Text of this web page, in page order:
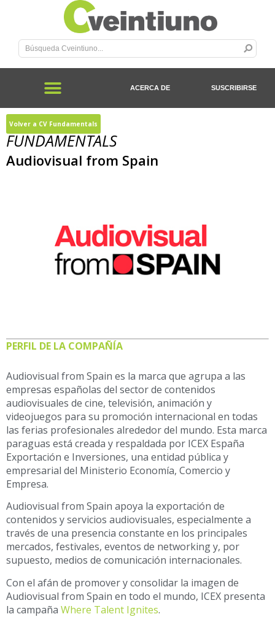
ACERCA DE SUSCRIBIRSE
Volver a CV Fundamentals
FUNDAMENTALS
Audiovisual from Spain
PERFIL DE LA COMPAÑÍA
Audiovisual from Spain es la marca que agrupa a las
empresas españolas del sector de contenidos
audiovisuales de cine, televisión, animación y
videojuegos para su promoción internacional en todas
las ferias profesionales alrededor del mundo. Esta marca
paraguas está creada y respaldada por ICEX España
Exportación e Inversiones, una entidad pública y
empresarial del Ministerio Economía, Comercio y
Empresa.
Audiovisual from Spain apoya la exportación de
contenidos y servicios audiovisuales, especialmente a
través de una presencia constante en los principales
mercados, festivales, eventos de networking y, por
supuesto, medios de comunicación internacionales.
Con el afán de promover y consolidar la imagen de
Audiovisual from Spain en todo el mundo, ICEX presenta
la campaña Where Talent Ignites.